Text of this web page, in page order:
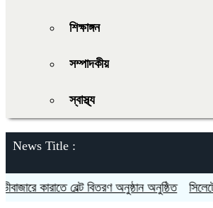
শিক্ষাঙ্গন
সম্পাদকীয়
স্বাস্থ্য
News Title :
কারাতে বেল্ট বিতরণ অনুষ্ঠান অনুষ্ঠিত সিলেটে